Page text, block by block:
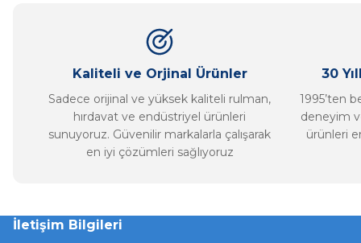
Ürün fiyatı diğer sitelerden daha pahalı.
Bu ürüne benzer farklı alternatifler olmalı.
Kaliteli ve Orjinal Ürünler
Sadece orijinal ve yüksek kaliteli rulman,
hırdavat ve endüstriyel ürünleri
sunuyoruz. Güvenilir markalarla çalışarak
en iyi çözümleri sağlıyoruz
30
1995’ten
deneyim
ürünleri
İletişim Bilgileri